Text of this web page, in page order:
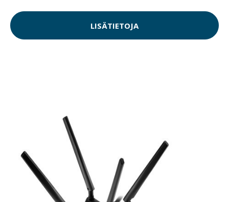
LISÄTIETOJA